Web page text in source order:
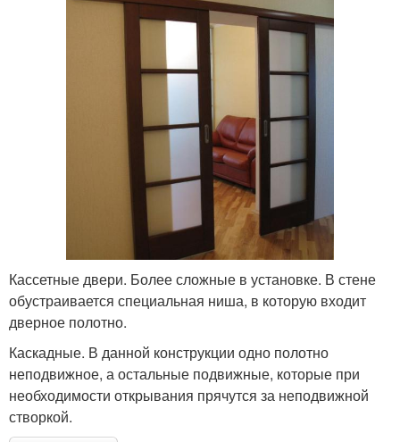
Кассетные двери. Более сложные в установке. В стене
обустраивается специальная ниша, в которую входит
дверное полотно.
Каскадные. В данной конструкции одно полотно
неподвижное, а остальные подвижные, которые при
необходимости открывания прячутся за неподвижной
створкой.